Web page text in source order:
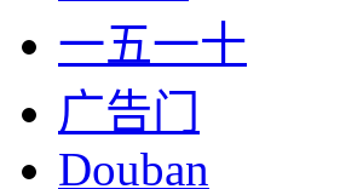
一五一十
广告门
Douban